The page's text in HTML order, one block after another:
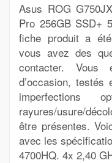
Asus ROG
Pro 256GB SSD+
fiche produit a
vous avez des
contacter. Vous
d’occasion, testés
imperfections
rayures/usure/
être présentes.
avec les
4700HQ. 4x 2,40